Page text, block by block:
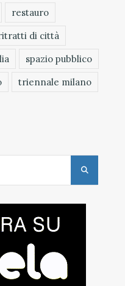
restauro
di città
spazio pubblico
triennale milano